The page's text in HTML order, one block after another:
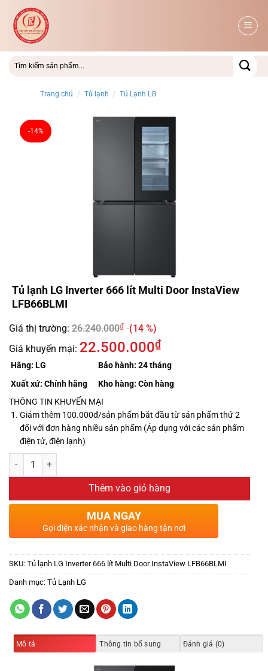
qua
dung
Trang chủ / Tủ lạnh / Tủ Lạnh LG
-14%
Tủ lạnh LG Inverter 666 lít Multi Door InstaView
LFB66BLMI
Giá thị trường: 26.240.000₫
(14 %)
Giá khuyến mại: 22.500.000₫
Hãng: LG
Xuất xứ: Chính hãng
Bảo hành: 24 tháng
Kho hàng: Còn hàng
THÔNG TIN KHUYẾN MẠI
Giảm thêm 100.000đ/sản phẩm bắt đầu từ sản phẩm thứ 2
đối với đơn hàng nhiều sản phẩm (Áp dụng với các sản phẩm
điện tử, điện lạnh)
Thêm vào giỏ hàng
MUA NGAY
Gọi điện xác nhận và giao hàng tận nơi
SKU: Tủ lạnh LG Inverter 666 lít Multi Door InstaView LFB66BLMI
Danh mục: Tủ Lạnh LG
Mô tả Thông tin bổ sung Đánh giá (0)